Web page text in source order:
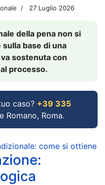
27 Luglio 2026
della pena non si
base di una
sostenuta con
processo.
caso? +39 335
Roma.
come si ottiene